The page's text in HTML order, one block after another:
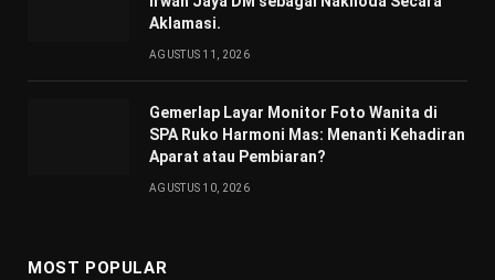
Aklamasi.
AGUSTUS 11, 2026
Gemerlap Layar Monitor Foto Wanita di
SPA Ruko Harmoni Mas: Menanti Kehadiran
Aparat atau Pembiaran?
AGUSTUS 10, 2026
MOST POPULAR